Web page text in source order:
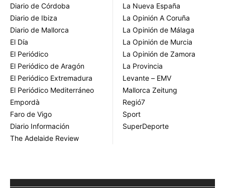
Diario de Córdoba
Diario de Ibiza
Diario de Mallorca
El Día
El Periódico
El Periódico de Aragón
El Periódico Extremadura
El Periódico Mediterráneo
Empordà
Faro de Vigo
Diario Información
The Adelaide Review
La Nueva España
La Opinión A Coruña
La Opinión de Málaga
La Opinión de Murcia
La Opinión de Zamora
La Provincia
Levante – EMV
Mallorca Zeitung
Regió7
Sport
SuperDeporte